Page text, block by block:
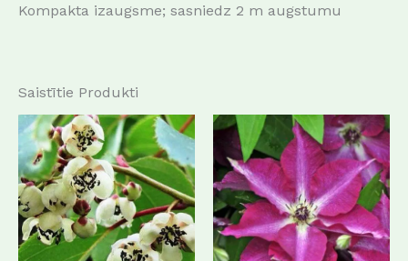
Kompakta izaugsme; sasniedz 2 m augstumu
Saistītie Produkti